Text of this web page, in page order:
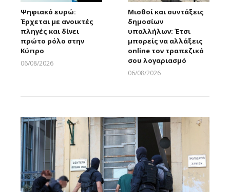
Ψηφιακό ευρώ:
Έρχεται με ανοικτές
πληγές και δίνει
πρώτο ρόλο στην
Κύπρο
06/08/2026
Μισθοί και συντάξεις
δημοσίων
υπαλλήλων: Έτσι
μπορείς να αλλάξεις
online τον τραπεζικό
σου λογαριασμό
06/08/2026